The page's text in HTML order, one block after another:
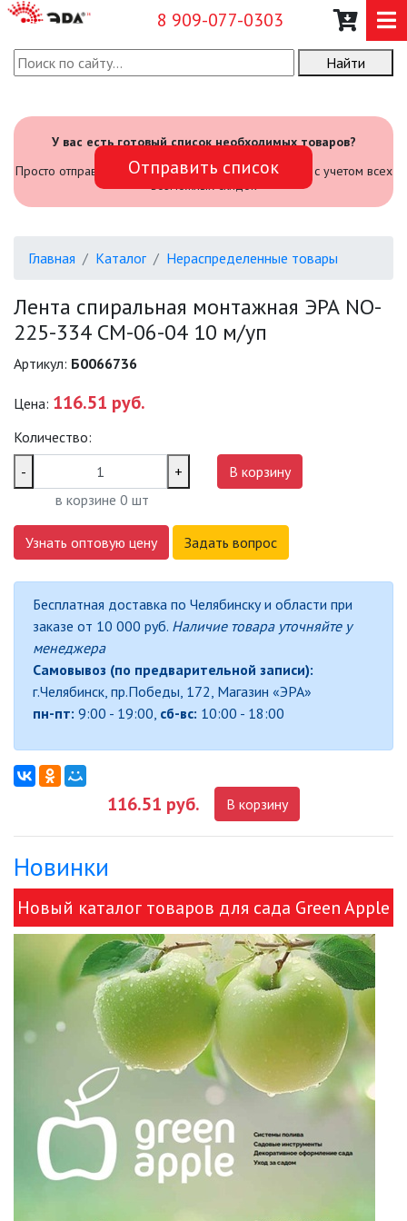
8 909-077-0303
О КОМПАНИИ
САДОВЫЙ ИНВЕНТАРЬ И
ИНСТРУМЕНТЫ
ОФИСНЫЕ ПОДВЕСНЫЕ
ПРОЖЕКТОРЫ
САДОВЫЕ СВЕТИЛЬНИКИ
СВЕТИЛЬНИКИ
РАСТЕНИЙ (ФИТОСВЕТИЛЬНИКИ)
АКСЕССУАРЫ ДЛЯ
БАКТЕРИЦИДНЫЕ ЛАМПЫ
ДАТЧИКИ ДВИЖЕНИЯ И
ДЕКОРАТИВНАЯ ПОДСВЕТКА
ИЗОЛЯЦИОННАЯ ЛЕНТА
ИНФРАКРАСНЫЕ ЛАМПЫ
ИСТОЧНИКИ СВЕТА
КАБЕЛЕНЕСУЩИЕ СИСТЕМЫ
КЛЕЙКИЕ ЛЕНТЫ
Найти
У вас есть готовый список необходимых товаров?
Просто отправьте его нам и мы посчитаем стоимость с учетом всех
возможных скидок
Отправить список
Главная Каталог Нераспределенные товары
Лента спиральная монтажная ЭРА NO-
225-334 СМ-06-04 10 м/уп
Артикул: Б0066736
Цена: 116.51 руб.
Количество:
-
+
в корзине 0 шт
В корзину
Узнать оптовую цену Задать вопрос
Бесплатная доставка по Челябинску и области при
заказе от 10 000 руб. Наличие товара уточняйте у
менеджера
Самовывоз (по предварительной записи):
г.Челябинск, пр.Победы, 172, Магазин «ЭРА»
пн-пт: 9:00 - 19:00, сб-вс: 10:00 - 18:00
116.51 руб. В корзину
Новинки
Новый каталог товаров для сада Green Apple
и ЭРА!